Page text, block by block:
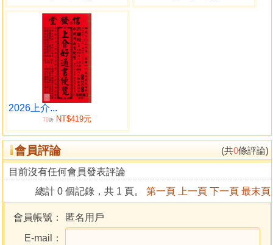
2026上介...
79折 NT$419元
會員評論 (共0條評論)
目前沒有任何會員發表評論
總計 0 個記錄，共 1 頁。 第一頁 上一頁 下一頁 最末頁
會員帳號：
匿名用戶
E-mail：